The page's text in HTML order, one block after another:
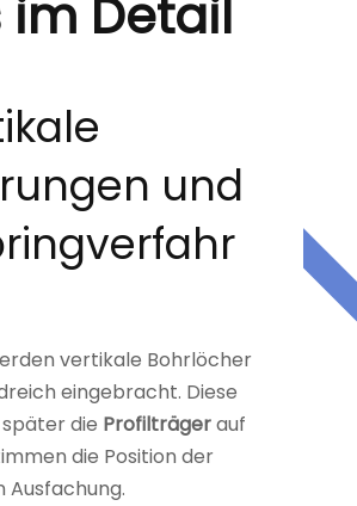
im Detail
und
vertikale Bohrlöcher
eingebracht. Diese
die Profilträgerauf
die Position der
Ausfachung.